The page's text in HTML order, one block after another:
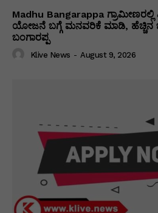
Madhu Bangarappa
ಯೋಜನೆ ಬಗ್ಗೆ ಮನವರಿಕೆ ಮಾಡಿ, ಹೆಚ್ಚಿನ
ಬಂಗಾರಪ್ಪ
Klive News - August 9, 2026